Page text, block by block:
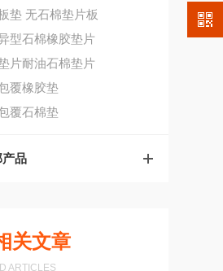
垫 无石棉垫片板
型石棉橡胶垫片
片耐油石棉垫片
覆橡胶垫
覆石棉垫
品
关文章
ARTICLES